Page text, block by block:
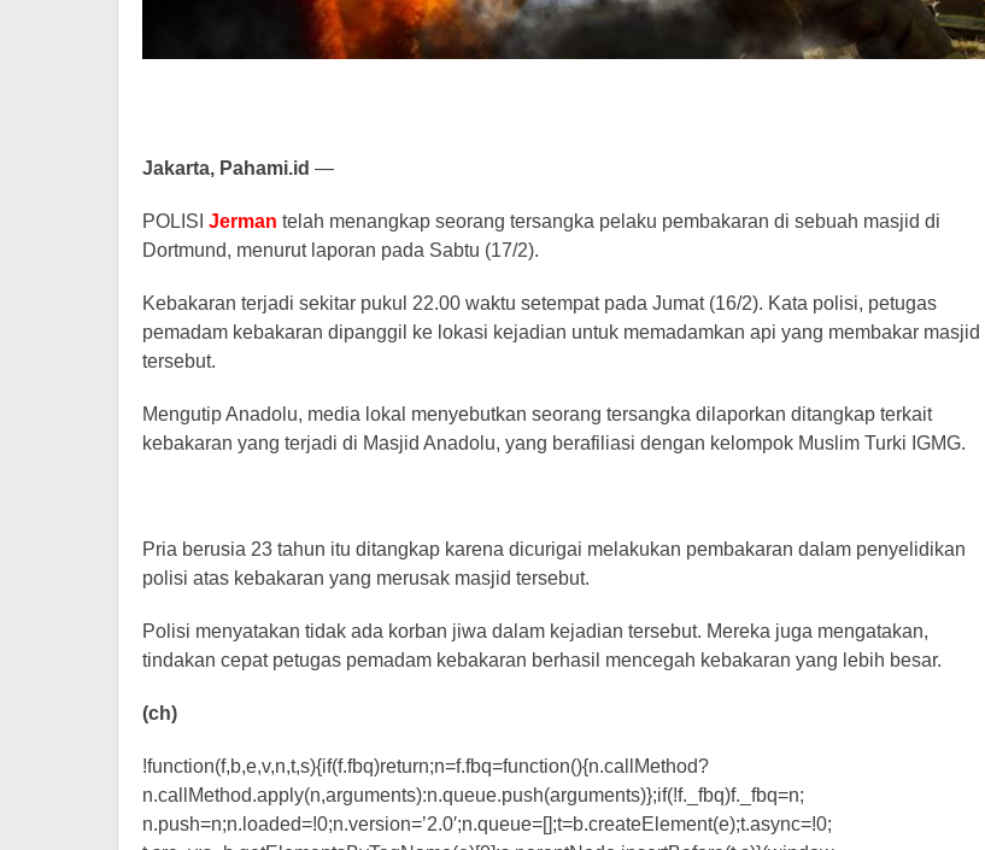
Jakarta, Pahami.id —
POLISI Jerman telah menangkap seorang tersangka pelaku pembakaran di sebuah masjid di
Dortmund, menurut laporan pada Sabtu (17/2).
Kebakaran terjadi sekitar pukul 22.00 waktu setempat pada Jumat (16/2). Kata polisi, petugas
pemadam kebakaran dipanggil ke lokasi kejadian untuk memadamkan api yang membakar masjid
tersebut.
Mengutip Anadolu, media lokal menyebutkan seorang tersangka dilaporkan ditangkap terkait
kebakaran yang terjadi di Masjid Anadolu, yang berafiliasi dengan kelompok Muslim Turki IGMG.
Pria berusia 23 tahun itu ditangkap karena dicurigai melakukan pembakaran dalam penyelidikan
polisi atas kebakaran yang merusak masjid tersebut.
Polisi menyatakan tidak ada korban jiwa dalam kejadian tersebut. Mereka juga mengatakan,
tindakan cepat petugas pemadam kebakaran berhasil mencegah kebakaran yang lebih besar.
(ch)
!function(f,b,e,v,n,t,s){if(f.fbq)return;n=f.fbq=function(){n.callMethod?
n.callMethod.apply(n,arguments):n.queue.push(arguments)};if(!f._fbq)f._fbq=n;
n.push=n;n.loaded=!0;n.version=’2.0′;n.queue=[];t=b.createElement(e);t.async=!0;